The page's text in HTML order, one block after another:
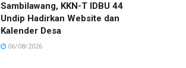
Sambilawang, KKN-T IDBU 44
Undip Hadirkan Website dan
Kalender Desa
06/08/2026